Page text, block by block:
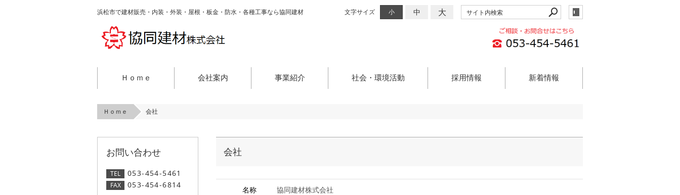
浜松市で建材販売・内装・外装・屋根・板金・防水・各種工事なら協同建材 文字サイズ 小 中 大
Ｈｏｍｅ 会社案内 事業紹介 社会・環境活動 採用情報 新着情報
Ｈｏｍｅ 会社
会社
名称 協同建材株式会社
お問い合わせ
TEL 053-454-5461
FAX 053-454-6814